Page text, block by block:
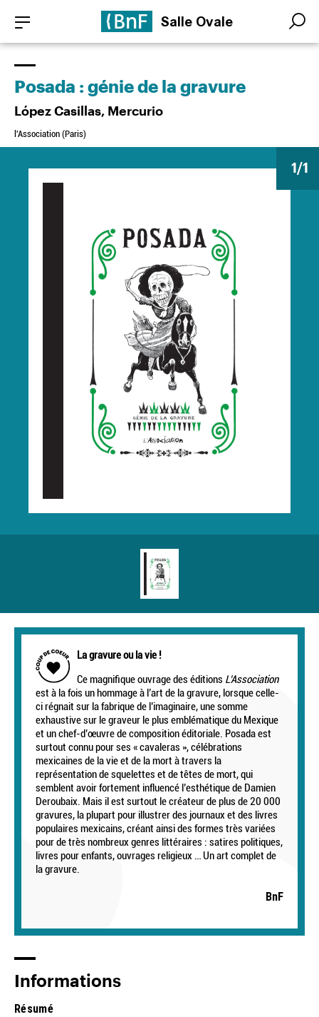
contenu
principal
Salle Ovale Search
Search
1/1
Posada : génie de la gravure
López Casillas, Mercurio
l'Association (Paris)
La gravure ou la vie !
Ce magnifique ouvrage des éditions L’Association
est à la fois un hommage à l’art de la gravure, lorsque celle-
ci régnait sur la fabrique de l’imaginaire, une somme
exhaustive sur le graveur le plus emblématique du Mexique
et un chef-d’œuvre de composition éditoriale. Posada est
surtout connu pour ses « cavaleras », célébrations
mexicaines de la vie et de la mort à travers la
représentation de squelettes et de têtes de mort, qui
semblent avoir fortement influencé l’esthétique de Damien
Deroubaix. Mais il est surtout le créateur de plus de 20 000
gravures, la plupart pour illustrer des journaux et des livres
populaires mexicains, créant ainsi des formes très variées
pour de très nombreux genres littéraires : satires politiques,
livres pour enfants, ouvrages religieux … Un art complet de
la gravure.
BnF
Informations
Résumé
Panneau de gestion des cookies